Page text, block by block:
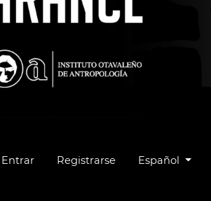
Entrar Registrarse Cambiar el
Español